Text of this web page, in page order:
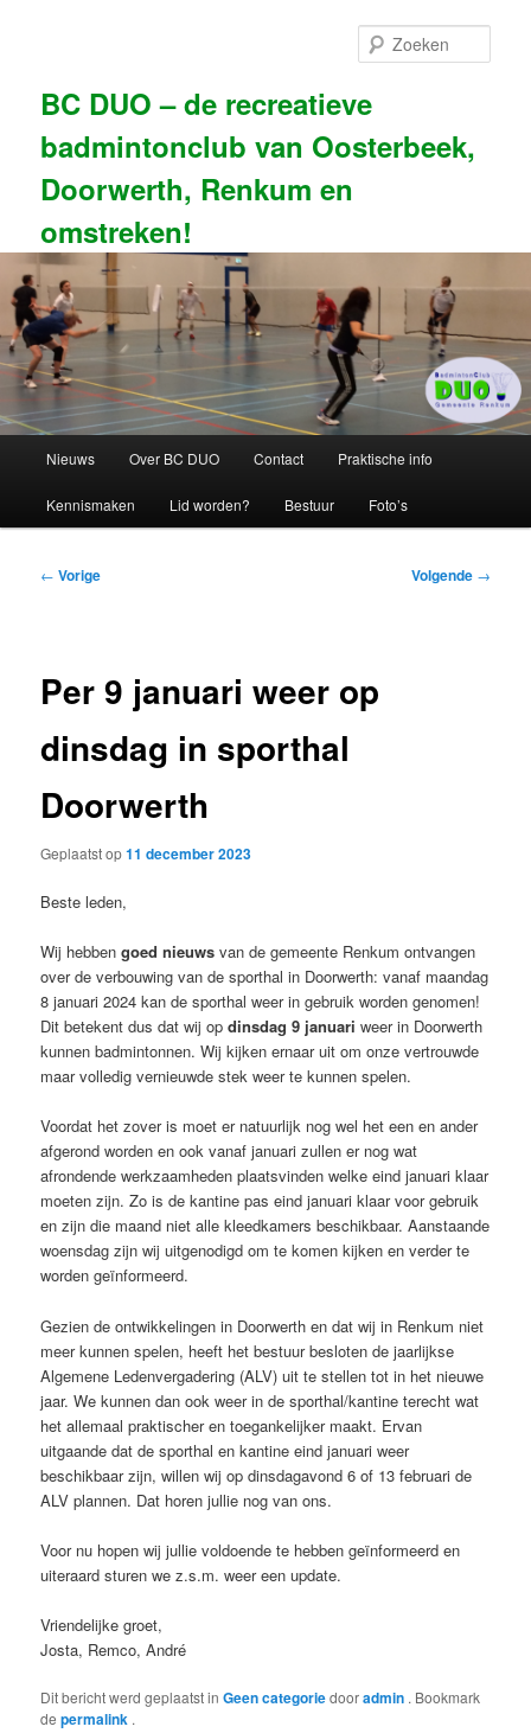
inhoudBC DUO – de recreatieve
badmintonclub van Oosterbeek,
Doorwerth, Renkum en
omstreken!
Nieuws Over BC DUO Contact Praktische info
Kennismaken Lid worden? Bestuur Foto’s
Bericht
← Vorige Volgende →
Per 9 januari weer op
dinsdag in sporthal
Doorwerth
Geplaatst op11 december 2023
Beste leden,
Wij hebbengoed nieuws van de gemeente Renkum ontvangen
over de verbouwing van de sporthal in Doorwerth: vanaf maandag
8 januari 2024 kan de sporthal weer in gebruik worden genomen!
Dit betekent dus dat wij op dinsdag 9 januari weer in Doorwerth
kunnen badmintonnen. Wij kijken ernaar uit om onze vertrouwde
maar volledig vernieuwde stek weer te kunnen spelen.
Voordat het zover is moet er natuurlijk nog wel het een en ander
afgerond worden en ook vanaf januari zullen er nog wat
afrondende werkzaamheden plaatsvinden welke eind januari klaar
moeten zijn. Zo is de kantine pas eind januari klaar voor gebruik
en zijn die maand niet alle kleedkamers beschikbaar. Aanstaande
woensdag zijn wij uitgenodigd om te komen kijken en verder te
worden geïnformeerd.
Gezien de ontwikkelingen in Doorwerth en dat wij in Renkum niet
meer kunnen spelen, heeft het bestuur besloten de jaarlijkse
Algemene Ledenvergadering (ALV) uit te stellen tot in het nieuwe
jaar. We kunnen dan ook weer in de sporthal/kantine terecht wat
het allemaal praktischer en toegankelijker maakt. Ervan
uitgaande dat de sporthal en kantine eind januari weer
beschikbaar zijn, willen wij op dinsdagavond 6 of 13 februari de
ALV plannen. Dat horen jullie nog van ons.
Voor nu hopen wij jullie voldoende te hebben geïnformeerd en
uiteraard sturen we z.s.m. weer een update.
Vriendelijke groet,
Josta, Remco, André
Dit bericht werd geplaatst inGeen categoriedooradmin . Bookmark
depermalink .